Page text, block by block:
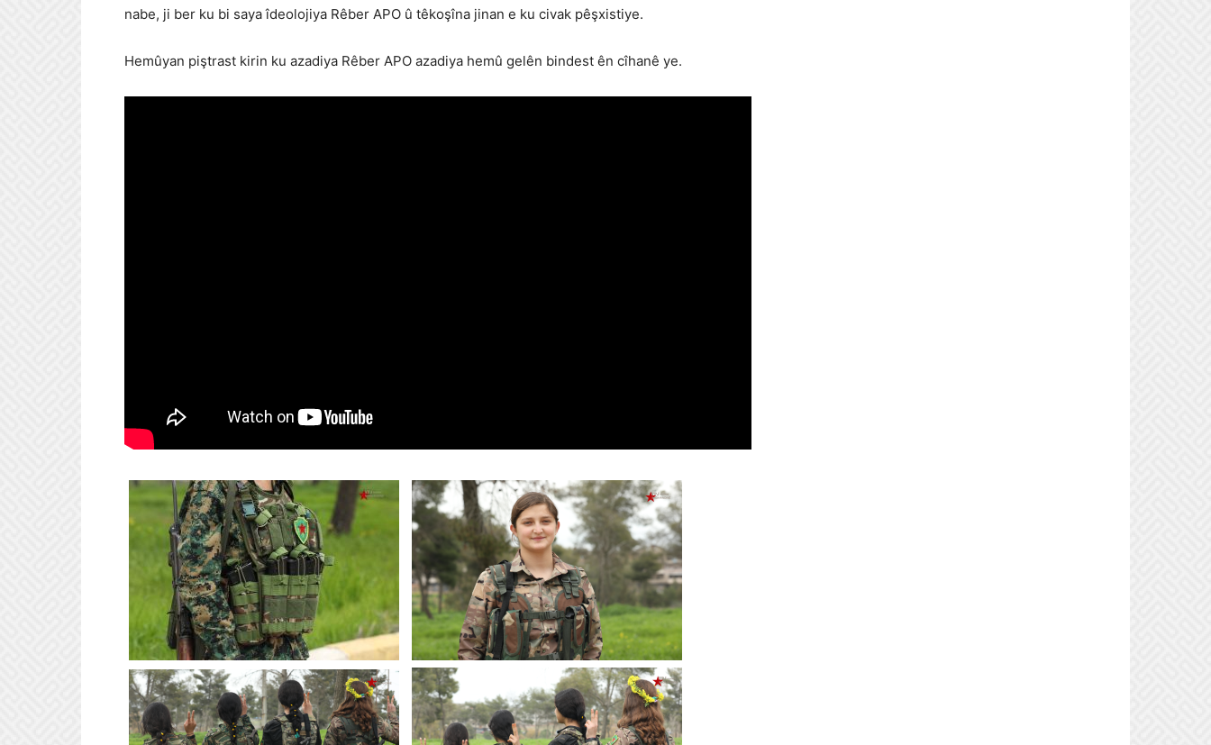
nabe, ji ber ku bi saya îdeolojiya Rêber APO û têkoşîna jinan e ku civak pêşxistiye.
Hemûyan piştrast kirin ku azadiya Rêber APO azadiya hemû gelên bindest ên cîhanê ye.